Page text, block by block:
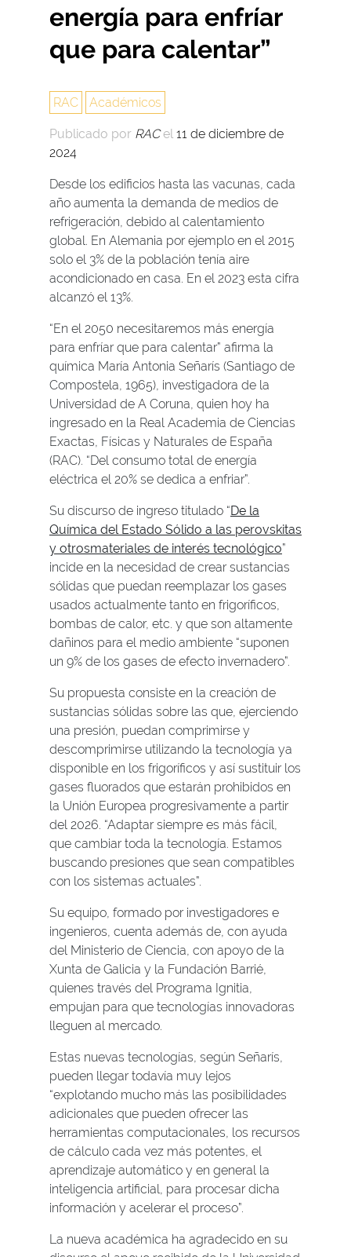
energía para enfríar
que para calentar”
RAC Académicos
Publicado por RACel 11 de diciembre de
2024
Desde los edificios hasta las vacunas, cada
año aumenta la demanda de medios de
refrigeración, debido al calentamiento
global. En Alemania por ejemplo en el 2015
solo el 3% de la población tenía aire
acondicionado en casa. En el 2023 esta cifra
alcanzó el 13%.
“En el 2050 necesitaremos más energía
para enfríar que para calentar” afirma la
química María Antonia Señarís (Santiago de
Compostela, 1965), investigadora de la
Universidad de A Coruna, quien hoy ha
ingresado en la Real Academia de Ciencias
Exactas, Físicas y Naturales de España
(RAC). “Del consumo total de energía
eléctrica el 20% se dedica a enfriar”.
Su discurso de ingreso titulado “De la
Química del Estado Sólido a las perovskitas
y otrosmateriales de interés tecnológico”
incide en la necesidad de crear sustancias
sólidas que puedan reemplazar los gases
usados actualmente tanto en frigoríficos,
bombas de calor, etc. y que son altamente
dañinos para el medio ambiente “suponen
un 9% de los gases de efecto invernadero”.
Su propuesta consiste en la creación de
sustancias sólidas sobre las que, ejerciendo
una presión, puedan comprimirse y
descomprimirse utilizando la tecnología ya
disponible en los frigoríficos y así sustituir los
gases fluorados que estarán prohibidos en
la Unión Europea progresivamente a partir
del 2026. “Adaptar siempre es más fácil,
que cambiar toda la tecnología. Estamos
buscando presiones que sean compatibles
con los sistemas actuales”.
Su equipo, formado por investigadores e
ingenieros, cuenta además de, con ayuda
del Ministerio de Ciencia, con apoyo de la
Xunta de Galicia y la Fundación Barrié,
quienes través del Programa Ignitia,
empujan para que tecnologías innovadoras
lleguen al mercado.
Estas nuevas tecnologías, según Señarís,
pueden llegar todavía muy lejos
“explotando mucho más las posibilidades
adicionales que pueden ofrecer las
herramientas computacionales, los recursos
de cálculo cada vez más potentes, el
aprendizaje automático y en general la
inteligencia artificial, para procesar dicha
información y acelerar el proceso”.
La nueva académica ha agradecido en su